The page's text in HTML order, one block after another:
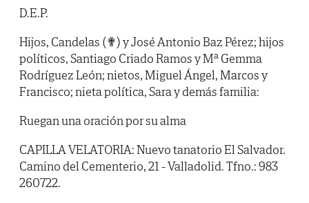
D.E.P.
Hijos, Candelas (✟) y José Antonio Baz Pérez; hijos
políticos, Santiago Criado Ramos y Mª Gemma
Rodríguez León; nietos, Miguel Ángel, Marcos y
Francisco; nieta política, Sara y demás familia:
Ruegan una oración por su alma
CAPILLA VELATORIA: Nuevo tanatorio El Salvador.
Camino del Cementerio, 21 - Valladolid. Tfno.: 983
260722.